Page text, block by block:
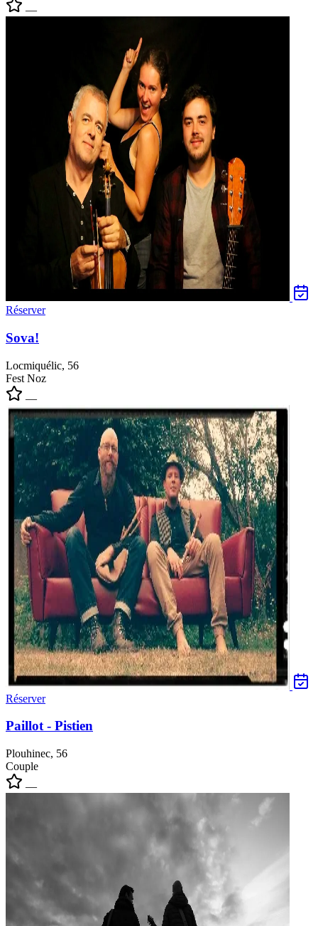
—
Réserver
Sova!
Locmiquélic, 56
Fest Noz
—
Réserver
Paillot - Pistien
Plouhinec, 56
Couple
—